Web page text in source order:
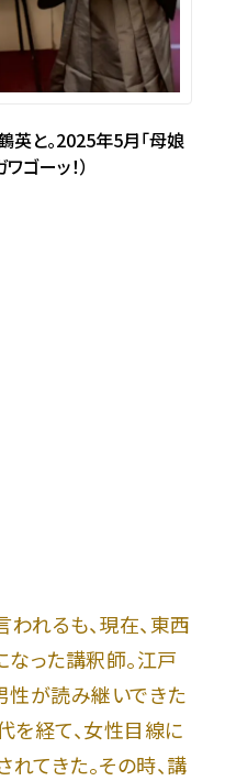
英と。2025年5月「母娘
ゴーッ！）
れるも、現在、東西
った講釈師。江戸
性が読み継いできた
を経て、女性目線に
てきた。その時、講